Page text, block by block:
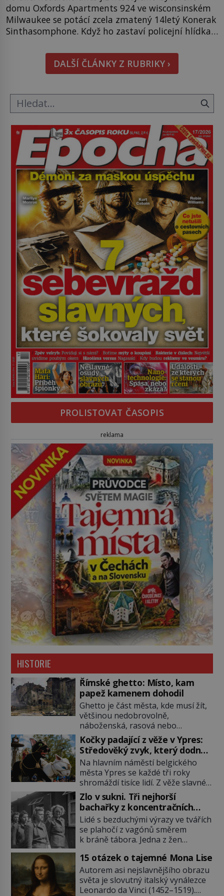
domu Oxfords Apartments 924 ve wisconsinském
Milwaukee se potácí zcela zmatený 14letý Konerak
Sinthasomphone. Když ho zastaví policejní hlídka,
Strážníci ho dopraví zpět do udaného bytu. Oním
„kamarádem“ je ovšem jeden z nejslavnějších
vrahů, Jeffrey Dahmer (1960–1994). Je 27. května
DALŠÍ ČLÁNKY Z RUBRIKY ›
PROLISTOVAT ČASOPIS
reklama
HISTORIE
Římské ghetto: Místo, kam
papež kamenem dohodil
Ghetto je část města, kde musí žít,
většinou nedobrovolně,
náboženská, rasová nebo
národnostní menšina obyvatel.
Bohaté historické zkušenosti mají s
takovým životem Židé. Už od
středověku jsou totiž v každou
chvíli nuceni v nějakém žít. Mezi ty
nejslavnější patří i římské ghetto
založené v roce 1555. Pokud jde o
vztah k Židům, nemá se Řím čím
chlubit. […]
Kočky padající z věže v Ypres:
Středověký zvyk, který dodnes
budí rozpaky
Na hlavním náměstí belgického
města Ypres se každé tři roky
shromáždí tisíce lidí. Z věže slavné
tržnice létají do davu kočky, diváci
jásají a snaží se je chytit. Naštěstí
už nejde o živá zvířata, ale jenom o
plyšové suvenýry. Kdysi to ale bylo
jinak. Tato veselá podívaná
připomíná jeden z nejpodivnějších
a zároveň nejkrutějších zvyků […]
Zlo v sukni. Tři nejhorší
bachařky z koncentračních
táborů
Lidé s bezduchými výrazy ve tvářích
se plahočí z vagónů směrem
k bráně tábora. Jedna z žen
jejich oči se setkají. Místo soucitu
však přichází gesto, které
nebožačku posílá rovnou do
plynové komory. Jména jako Rudolf
15 otázek o tajemné Mona Lise
Autorem asi nejslavnějšího obrazu
světa je slovutný italský vynálezce
Leonardo da Vinci (1452–1519).